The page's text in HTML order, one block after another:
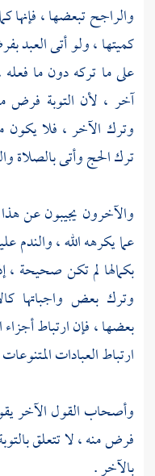
والراجح تبعضها ، فإنها
كميتها ، ولو أتى العبد
على ما تركه دون ما
آخر ، لأن التوبة فرض
وترك الآخر ، فلا
ترك الحج وأتى بالصلاة
والآخرون يجيبون عن هذا
عما يكرهه الله ، والندم
بكمالها لم تكن صحيحة ،
وترك بعض واجباتها
بعضها ، فإن ارتباط
ارتباط العبادات
وأصحاب القول الآخر
فرض منه ، لا تتعلق
بالآخر .